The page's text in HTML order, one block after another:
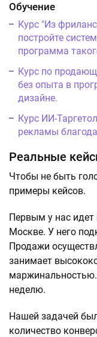
Обучение
Курс "Из
постройте
программа
Курс по
без опыта в
дизайне.
Курс ИИ-
рекламы
Реальные
Чтобы не быть
примеры кейсов.
Первым у нас идет
Москве. У него
Продажи
занимает
неделю.
Нашей задачей
количество